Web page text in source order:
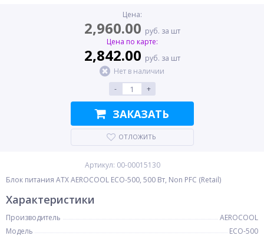
Цена:
2,960.00 руб. за шт
Цена по карте:
2,842.00 руб. за шт
Нет в наличии
-
+
ЗАКАЗАТЬ
ОТЛОЖИТЬ
Артикул: 00-00015130
Блок питания ATX AEROCOOL ECO-500, 500 Вт, Non PFC (Retail)
Характеристики
Производитель
AEROCOOL
Модель
ECO-500